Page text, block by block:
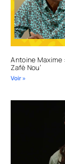
Antoine Maxime
Zafè Nou’
Voir »